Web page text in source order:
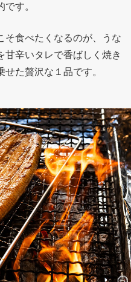
す。
そ食べたくなるのが、うな
辛いタレで香ばしく焼き
た贅沢な１品です。